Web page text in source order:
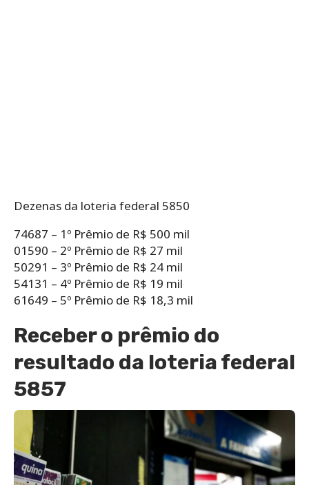
Dezenas da loteria federal 5850
74687 – 1º Prêmio de R$ 500 mil
01590 – 2º Prêmio de R$ 27 mil
50291 – 3º Prêmio de R$ 24 mil
54131 – 4º Prêmio de R$ 19 mil
61649 – 5º Prêmio de R$ 18,3 mil
Receber o prêmio do
resultado da loteria federal
5857